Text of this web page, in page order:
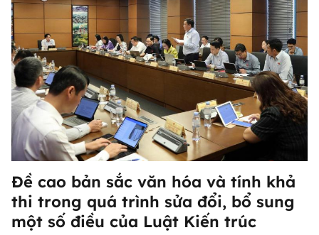
Đề cao bản sắc văn hóa và tính khả
thi trong quá trình sửa đổi, bổ sung
một số điều của Luật Kiến trúc